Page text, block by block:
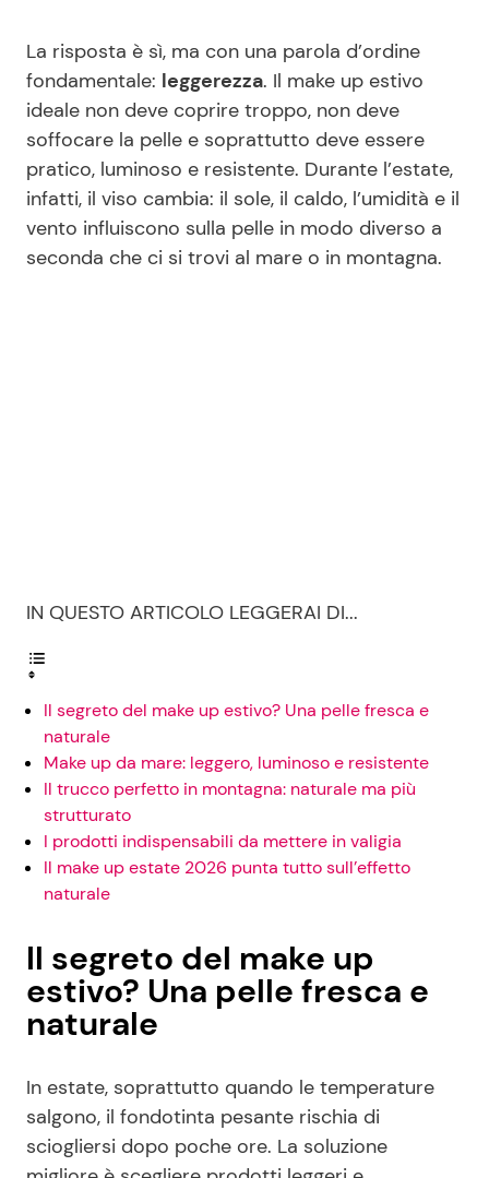
Contattaci
Pubblicità
Privacy Policy
La risposta è sì, ma con una parola d’ordine
fondamentale: leggerezza. Il make up estivo
ideale non deve coprire troppo, non deve
soffocare la pelle e soprattutto deve essere
pratico, luminoso e resistente. Durante l’estate,
infatti, il viso cambia: il sole, il caldo, l’umidità e il
vento influiscono sulla pelle in modo diverso a
seconda che ci si trovi al mare o in montagna.
IN QUESTO ARTICOLO LEGGERAI DI...
Il segreto del make up estivo? Una pelle fresca e
naturale
Make up da mare: leggero, luminoso e resistente
Il trucco perfetto in montagna: naturale ma più
strutturato
I prodotti indispensabili da mettere in valigia
Il make up estate 2026 punta tutto sull’effetto
naturale
Il segreto del make up
estivo? Una pelle fresca e
naturale
In estate, soprattutto quando le temperature
salgono, il fondotinta pesante rischia di
sciogliersi dopo poche ore. La soluzione